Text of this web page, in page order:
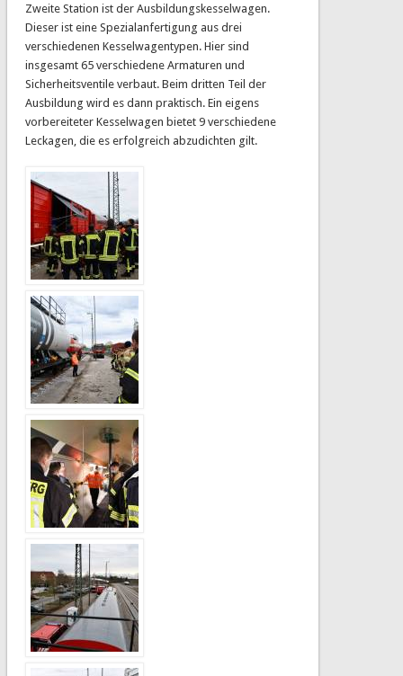
Zweite Station ist der Ausbildungskesselwagen.
Dieser ist eine Spezialanfertigung aus drei
verschiedenen Kesselwagentypen. Hier sind
insgesamt 65 verschiedene Armaturen und
Sicherheitsventile verbaut. Beim dritten Teil der
Ausbildung wird es dann praktisch. Ein eigens
vorbereiteter Kesselwagen bietet 9 verschiedene
Leckagen, die es erfolgreich abzudichten gilt.